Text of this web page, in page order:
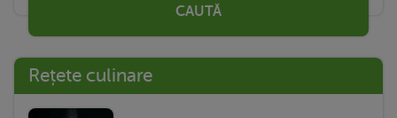
CAUTĂ
Rețete culinare